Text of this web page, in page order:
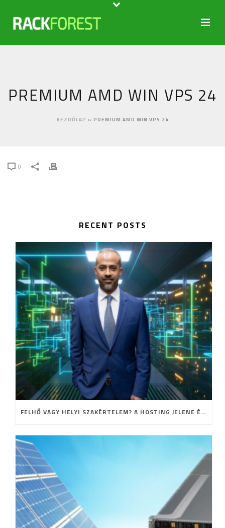
PREMIUM AMD WIN VPS 24
KEZDŐLAP » PREMIUM AMD WIN VPS 24
0
RECENT POSTS
FELHŐ VAGY HELYI SZAKÉRTELEM? A HOSTING JELENE ÉS JÖVŐJE